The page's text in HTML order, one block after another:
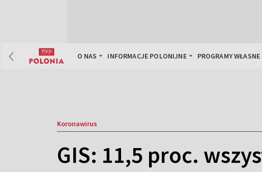
O NAS INFORMACJE POLONIJNE PROGRAMY WŁASNE
Koronawirus
GIS: 11,5 proc.